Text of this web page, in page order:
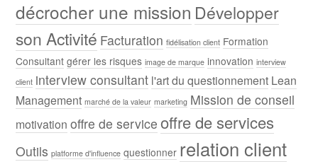
décrocher une mission Développer
son Activité Facturation fidélisation client Formation
Consultant gérer les risques image de marque innovation interview
client interview consultant l'art du questionnement Lean
Management marché de la valeur marketing Mission de conseil
motivation offre de service offre de services
Outils platforme d'influence questionner relation client